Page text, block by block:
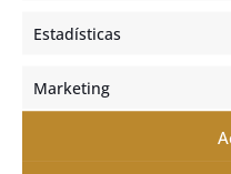
Estadísticas
Marketing